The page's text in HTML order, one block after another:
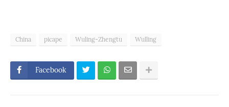
China picape Wuling-Zhengtu Wulling
Facebook